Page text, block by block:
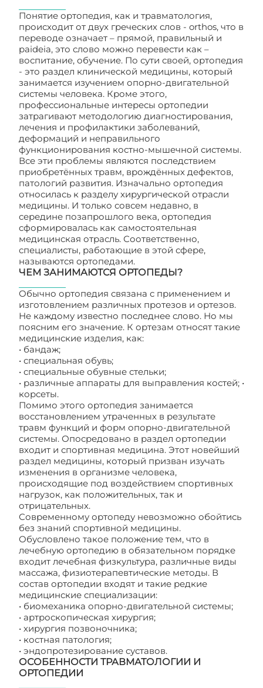
Понятие ортопедия, как и травматология,
происходит от двух греческих слов - orthos, что в
переводе означает – прямой, правильный и
paideia, это слово можно перевести как –
воспитание, обучение. По сути своей, ортопедия
- это раздел клинической медицины, который
занимается изучением опорно-двигательной
системы человека. Кроме этого,
профессиональные интересы ортопедии
затрагивают методологию диагностирования,
лечения и профилактики заболеваний,
деформаций и неправильного
функционирования костно-мышечной системы.
Все эти проблемы являются последствием
приобретённых травм, врождённых дефектов,
патологий развития. Изначально ортопедия
относилась к разделу хирургической отрасли
медицины. И только совсем недавно, в
середине позапрошлого века, ортопедия
сформировалась как самостоятельная
медицинская отрасль. Соответственно,
специалисты, работающие в этой сфере,
называются ортопедами.
ЧЕМ ЗАНИМАЮТСЯ ОРТОПЕДЫ?
Обычно ортопедия связана с применением и
изготовлением различных протезов и ортезов.
Не каждому известно последнее слово. Но мы
поясним его значение. К ортезам относят такие
медицинские изделия, как:
• бандаж;
• специальная обувь;
• специальные обувные стельки;
• различные аппараты для выправления костей; •
корсеты.
Помимо этого ортопедия занимается
восстановлением утраченных в результате
травм функций и форм опорно-двигательной
системы. Опосредовано в раздел ортопедии
входит и спортивная медицина. Этот новейший
раздел медицины, который призван изучать
изменения в организме человека,
происходящие под воздействием спортивных
нагрузок, как положительных, так и
отрицательных.
Современному ортопеду невозможно обойтись
без знаний спортивной медицины.
Обусловлено такое положение тем, что в
лечебную ортопедию в обязательном порядке
входит лечебная физкультура, различные виды
массажа, физиотерапевтические методы. В
состав ортопедии входят и такие редкие
медицинские специализации:
• биомеханика опорно-двигательной системы;
• артроскопическая хирургия;
• хирургия позвоночника;
• костная патология;
• эндопротезирование суставов.
ОСОБЕННОСТИ ТРАВМАТОЛОГИИ И
ОРТОПЕДИИ